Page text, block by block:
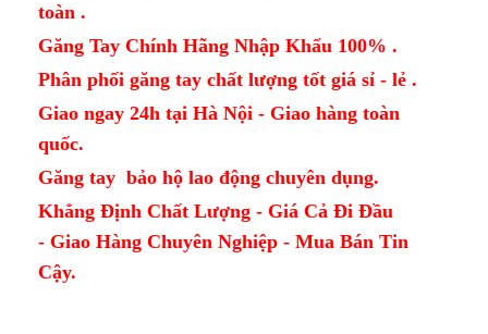
toàn .
Găng Tay Chính Hãng Nhập Khẩu 100% .
Phân phối găng tay chất lượng tốt giá sỉ - lẻ .
Giao ngay 24h tại Hà Nội - Giao hàng toàn
quốc.
Găng tay bảo hộ lao động chuyên dụng.
Khẳng Định Chất Lượng - Giá Cả Đi Đầu
- Giao Hàng Chuyên Nghiệp - Mua Bán Tin
Cậy.